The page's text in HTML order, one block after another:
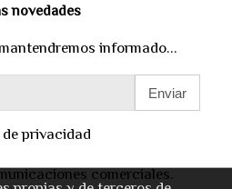
novedades
informado...
Enviar
privacidad
comerciales.